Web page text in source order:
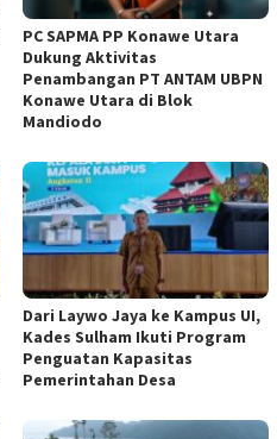
PC SAPMA PP Konawe Utara
Dukung Aktivitas
Penambangan PT ANTAM UBPN
Konawe Utara di Blok
Mandiodo
Dari Laywo Jaya ke Kampus UI,
Kades Sulham Ikuti Program
Penguatan Kapasitas
Pemerintahan Desa